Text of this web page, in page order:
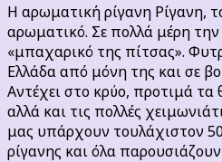
Η αρωματική ρίγανη Ρίγανη,
αρωματικό. Σε πολλά μέρη
«μπαχαρικό της πίτσας».
Ελλάδα από μόνη της και σε
Αντέχει στο κρύο, προτιμά τα
αλλά και τις πολλές
μας υπάρχουν τουλάχιστον
ρίγανης και όλα